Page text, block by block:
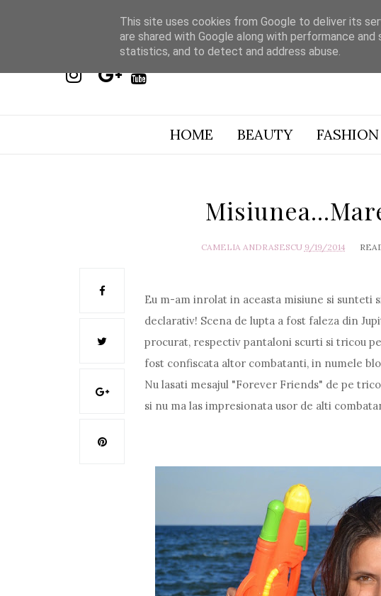
HOME BEAUTY FASHION
CAMELIA ANDRASESCU 9/19/2014
Eu m-am inrolat in aceasta misiune si sunteti
declarativ! Scena de lupta a fost faleza din
procurat, respectiv pantaloni scurti si tricou
fost confiscata altor combatanti, in numele
Nu lasati mesajul "Forever Friends" de pe
si nu ma las impresionata usor de alti
This site uses cookies from Google to deliver its
are shared with Google along with performance
statistics, and to detect and address abuse.